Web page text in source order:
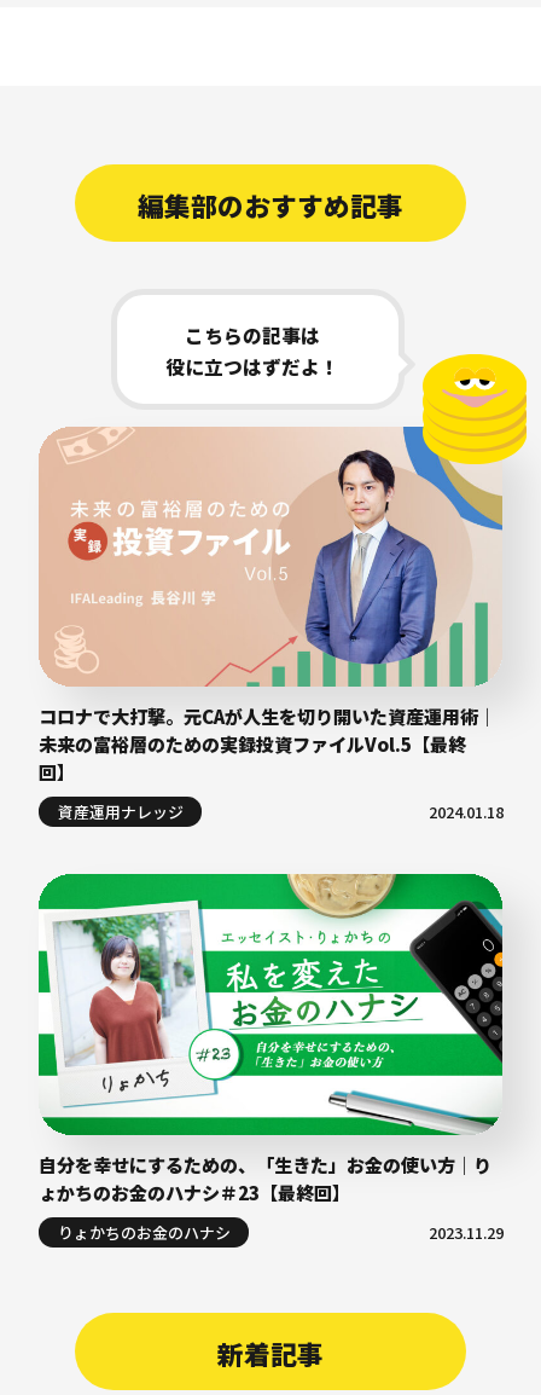
こちらの記事は
役に立つはずだよ！
編集部のおすすめ記事
コロナで大打撃。元CAが人生を切り開いた資産運用術｜
未来の富裕層のための実録投資ファイルVol.5【最終
回】
資産運用ナレッジ 2024.01.18
自分を幸せにするための、「生きた」お金の使い方｜り
ょかちのお金のハナシ＃23【最終回】
りょかちのお金のハナシ 2023.11.29
新着記事